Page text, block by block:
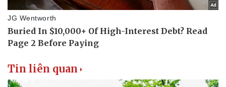
Doanh nghiệp
Doanh nghiệp 24h
Doanh nhân
Trải nghiệm
Tin liên quan